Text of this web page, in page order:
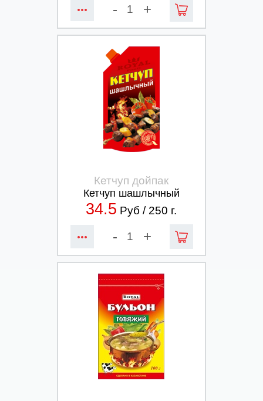
- +
Кетчуп дойпак
Кетчуп шашлычный
34.5 Руб / 250 г.
- +